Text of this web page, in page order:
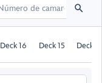
Deck 16 Deck 15 Deck 13